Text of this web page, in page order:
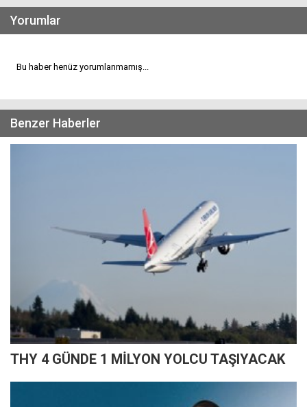
Yorumlar
Bu haber henüz yorumlanmamış...
Benzer Haberler
THY 4 GÜNDE 1 MİLYON YOLCU TAŞIYACAK